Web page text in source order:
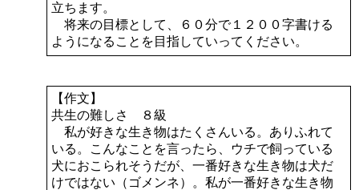
立ちます。
将来の目標として、６０分で１２００字書ける
ようになることを目指していってください。
【作文】
共生の難しさ ８級
私が好きな生き物はたくさんいる。ありふれて
いる。こんなことを言ったら、ウチで飼っている
犬におこられそうだが、一番好きな生き物は犬だ
けではない（ゴメンネ）。私が一番好きな生き物